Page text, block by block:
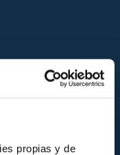
propias y de